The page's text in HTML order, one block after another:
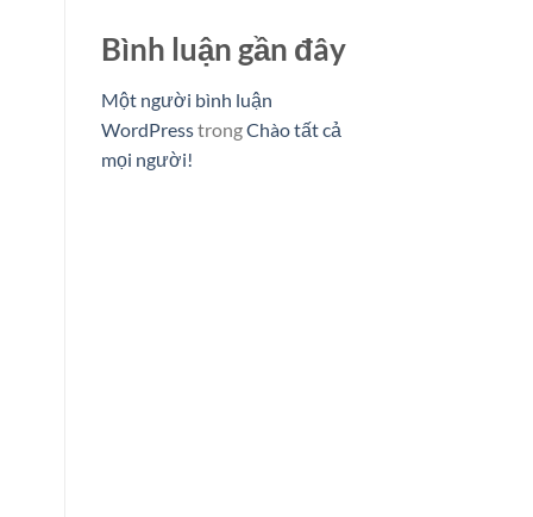
Bình luận gần đây
Một người bình luận
WordPresstrongChào tất cả
mọi người!